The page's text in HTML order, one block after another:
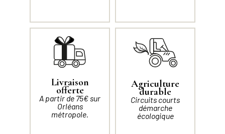
Livraison
offerte
A partir de 75€ sur
Orléans
métropole.
Agriculture
durable
Circuits courts
démarche
écologique